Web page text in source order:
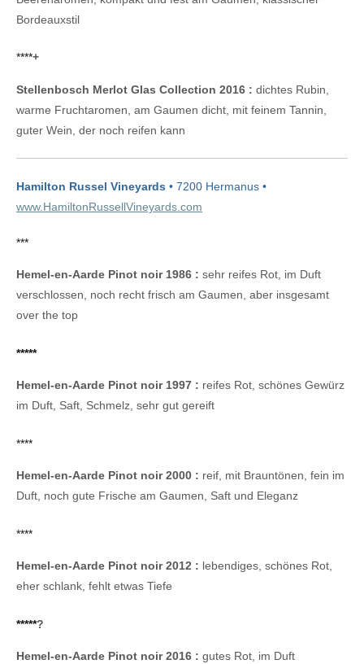
Bordeauxstil
****+
Stellenbosch Merlot Glas Collection 2016 : dichtes Rubin,
warme Fruchtaromen, am Gaumen dicht, mit feinem Tannin,
guter Wein, der noch reifen kann
Hamilton Russel Vineyards • 7200 Hermanus •
www.HamiltonRussellVineyards.com
***
Hemel-en-Aarde Pinot noir 1986 : sehr reifes Rot, im Duft
verschlossen, noch recht frisch am Gaumen, aber insgesamt
over the top
*****
Hemel-en-Aarde Pinot noir 1997 : reifes Rot, schönes Gewürz
im Duft, Saft, Schmelz, sehr gut gereift
****
Hemel-en-Aarde Pinot noir 2000 : reif, mit Brauntönen, fein im
Duft, noch gute Frische am Gaumen, Saft und Eleganz
****
Hemel-en-Aarde Pinot noir 2012 : lebendiges, schönes Rot,
eher schlank, fehlt etwas Tiefe
*****?
Hemel-en-Aarde Pinot noir 2016 : gutes Rot, im Duft